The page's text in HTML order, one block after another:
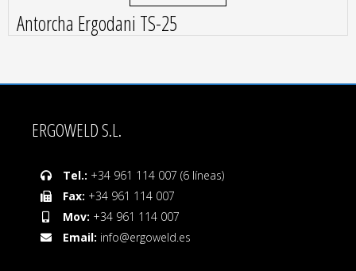
Antorcha Ergodani TS-25
ERGOWELD S.L.
Tel.: +34 961 114 007 (6 líneas)
Fax: +34 961 114 007
Mov: +34 961 114 007
Email: info@ergoweld.es